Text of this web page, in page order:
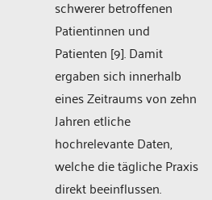
schwerer betroffenen
Patientinnen und
Patienten [9]. Damit
ergaben sich innerhalb
eines Zeitraums von zehn
Jahren etliche
hochrelevante Daten,
welche die tägliche Praxis
direkt beeinflussen.